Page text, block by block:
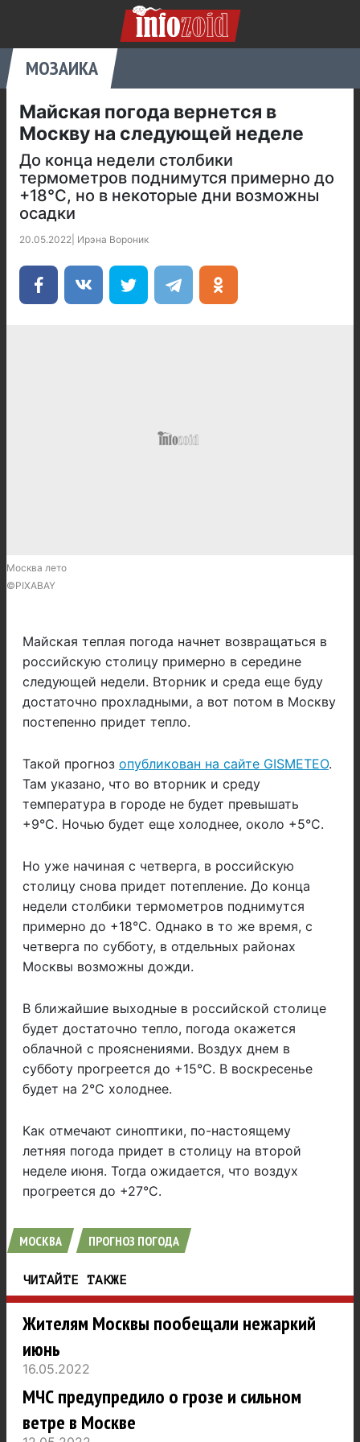
МОЗАИКА
Майская погода вернется в
Москву на следующей неделе
До конца недели столбики
термометров поднимутся примерно до
+18°C, но в некоторые дни возможны
осадки
20.05.2022 Ирэна Вороник
Москва лето
©PIXABAY
Майская теплая погода начнет возвращаться в
российскую столицу примерно в середине
следующей недели. Вторник и среда еще буду
достаточно прохладными, а вот потом в Москву
постепенно придет тепло.
Такой прогноз опубликован на сайте GISMETEO.
Там указано, что во вторник и среду
температура в городе не будет превышать
+9°C. Ночью будет еще холоднее, около +5°C.
Но уже начиная с четверга, в российскую
столицу снова придет потепление. До конца
недели столбики термометров поднимутся
примерно до +18°C. Однако в то же время, с
четверга по субботу, в отдельных районах
Москвы возможны дожди.
В ближайшие выходные в российской столице
будет достаточно тепло, погода окажется
облачной с прояснениями. Воздух днем в
субботу прогреется до +15°C. В воскресенье
будет на 2°C холоднее.
Как отмечают синоптики, по-настоящему
летняя погода придет в столицу на второй
неделе июня. Тогда ожидается, что воздух
прогреется до +27°C.
МОСКВА ПРОГНОЗ ПОГОДА
ЧИТАЙТЕ ТАКЖЕ
Жителям Москвы пообещали нежаркий
июнь
16.05.2022
МЧС предупредило о грозе и сильном
ветре в Москве